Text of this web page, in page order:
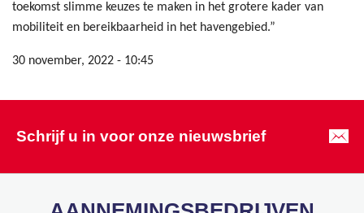
toekomst slimme keuzes te maken in het grotere kader van
mobiliteit en bereikbaarheid in het havengebied.”
30 november, 2022 - 10:45
Schrijf u in voor onze nieuwsbrief